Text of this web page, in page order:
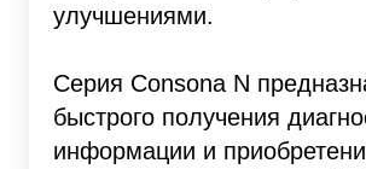
улучшениями.
Серия Consona N
быстрого получения
информации и